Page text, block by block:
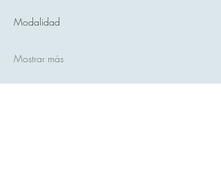
Modalidad
Mostrar más